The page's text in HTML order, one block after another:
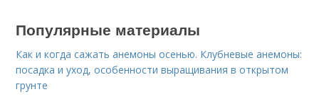
Популярные материалы
Как и когда сажать анемоны осенью. Клубневые анемоны:
посадка и уход, особенности выращивания в открытом
грунте